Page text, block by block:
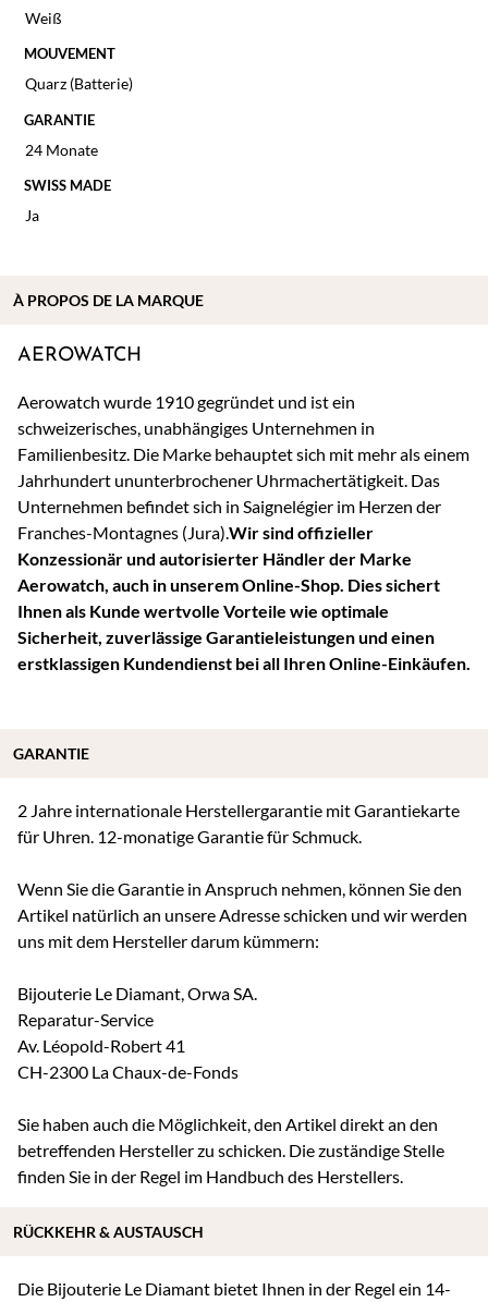
Weiß
MOUVEMENT
Quarz (Batterie)
GARANTIE
24 Monate
SWISS MADE
Ja
AEROWATCH
Aerowatch wurde 1910 gegründet und ist ein
schweizerisches, unabhängiges Unternehmen in
Familienbesitz. Die Marke behauptet sich mit mehr als einem
Jahrhundert ununterbrochener Uhrmachertätigkeit. Das
Unternehmen befindet sich in Saignelégier im Herzen der
Franches-Montagnes (Jura).Wir sind offizieller
Konzessionär und autorisierter Händler der Marke
Aerowatch, auch in unserem Online-Shop. Dies sichert
Ihnen als Kunde wertvolle Vorteile wie optimale
Sicherheit, zuverlässige Garantieleistungen und einen
erstklassigen Kundendienst bei all Ihren Online-Einkäufen.
2 Jahre internationale Herstellergarantie mit Garantiekarte
für Uhren. 12-monatige Garantie für Schmuck.
Wenn Sie die Garantie in Anspruch nehmen, können Sie den
Artikel natürlich an unsere Adresse schicken und wir werden
uns mit dem Hersteller darum kümmern:
Bijouterie Le Diamant, Orwa SA.
Reparatur-Service
Av. Léopold-Robert 41
CH-2300 La Chaux-de-Fonds
Sie haben auch die Möglichkeit, den Artikel direkt an den
betreffenden Hersteller zu schicken. Die zuständige Stelle
finden Sie in der Regel im Handbuch des Herstellers.
Die Bijouterie Le Diamant bietet Ihnen in der Regel ein 14-
À PROPOS DE LA MARQUE
GARANTIE
RÜCKKEHR & AUSTAUSCH